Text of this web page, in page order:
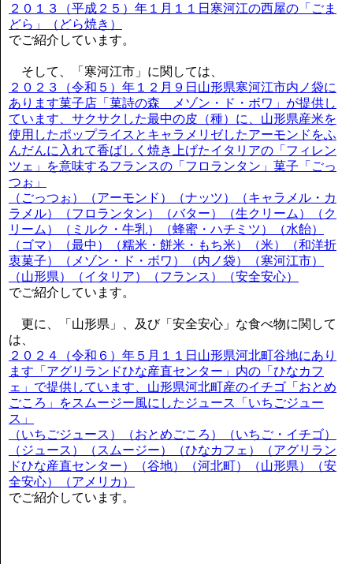
２０１３（平成２５）年１月１１日寒河江の西屋の「ごま
どら」（どら焼き）
でご紹介しています。
そして、「寒河江市」に関しては、
２０２３（令和５）年１２月９日山形県寒河江市内ノ袋に
あります菓子店「菓詩の森 メゾン・ド・ボワ」が提供し
ています、サクサクした最中の皮（種）に、山形県産米を
使用したポップライスとキャラメリゼしたアーモンドをふ
んだんに入れて香ばしく焼き上げたイタリアの「フィレン
ツェ」を意味するフランスの「フロランタン」菓子「ごっ
つぉ」
（ごっつぉ）（アーモンド）（ナッツ）（キャラメル・カ
ラメル）（フロランタン）（バター）（生クリーム）（ク
リーム）（ミルク・牛乳）（蜂蜜・ハチミツ）（水飴）
（ゴマ）（最中）（糯米・餅米・もち米）（米）（和洋折
衷菓子）（メゾン・ド・ボワ）（内ノ袋）（寒河江市）
（山形県）（イタリア）（フランス）（安全安心）
でご紹介しています。
更に、「山形県」、及び「安全安心」な食べ物に関して
は、
２０２４（令和６）年５月１１日山形県河北町谷地にあり
ます「アグリランドひな産直センター」内の「ひなカフ
ェ」で提供しています、山形県河北町産のイチゴ「おとめ
ごころ」をスムージー風にしたジュース「いちごジュー
ス」
（いちごジュース）（おとめごころ）（いちご・イチゴ）
（ジュース）（スムージー）（ひなカフェ）（アグリラン
ドひな産直センター）（谷地）（河北町）（山形県）（安
全安心）（アメリカ）
でご紹介しています。